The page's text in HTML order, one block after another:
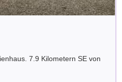
7.9 Kilometern SE von